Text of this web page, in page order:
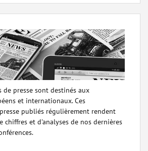
de presse sont destinés aux
et internationaux. Ces
publiés régulièrement rendent
chiffres et d'analyses de nos dernières